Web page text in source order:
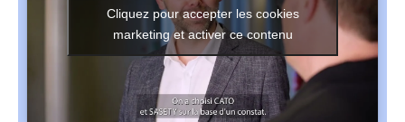
Cliquez pour accepter les cookies
marketing et activer ce contenu